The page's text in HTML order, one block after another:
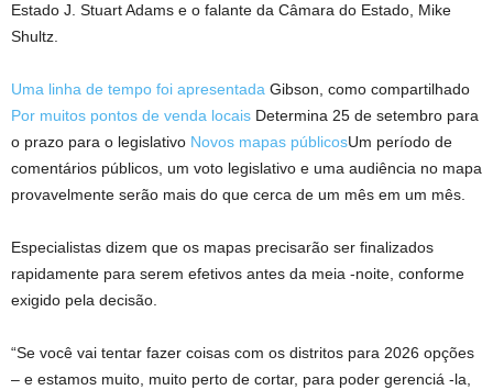
Estado J. Stuart Adams e o falante da Câmara do Estado, Mike
Shultz.
Uma linha de tempo foi apresentada Gibson, como compartilhado
Por muitos pontos de venda locais Determina 25 de setembro para
o prazo para o legislativo Novos mapas públicosUm período de
comentários públicos, um voto legislativo e uma audiência no mapa
provavelmente serão mais do que cerca de um mês em um mês.
Especialistas dizem que os mapas precisarão ser finalizados
rapidamente para serem efetivos antes da meia -noite, conforme
exigido pela decisão.
“Se você vai tentar fazer coisas com os distritos para 2026 opções
– e estamos muito, muito perto de cortar, para poder gerenciá -la,